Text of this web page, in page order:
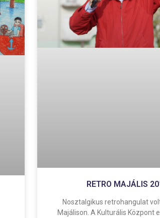
RETRO MAJÁLIS
Nosztalgikus retrohangulat
Majálison. A Kulturális Központ